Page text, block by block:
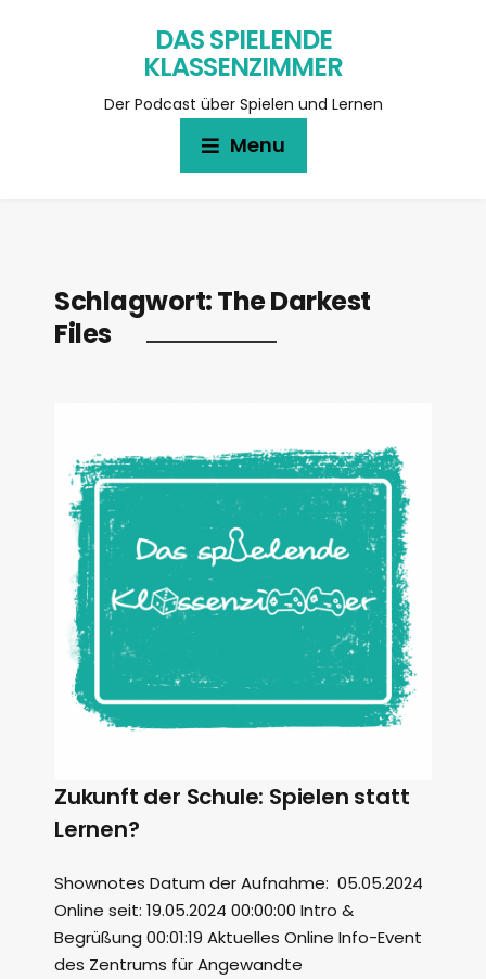
DAS SPIELENDE
KLASSENZIMMER
Der Podcast über Spielen und Lernen
Menu
Schlagwort:The Darkest
Files
Zukunft der Schule: Spielen statt
Lernen?
Shownotes Datum der Aufnahme: 05.05.2024
Online seit: 19.05.2024 00:00:00 Intro &
Begrüßung 00:01:19 Aktuelles Online Info-Event
des Zentrums für Angewandte